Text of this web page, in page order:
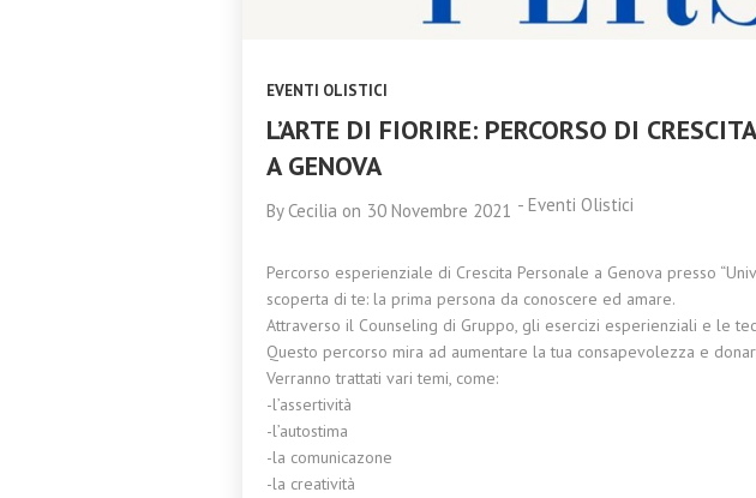
EVENTI OLISTICI
L’ARTE DI FIORIRE: PERCORSO DI
A GENOVA
By Cecilia on 30 Novembre 2021 - Eventi Olistici
Percorso esperienziale di Crescita Personale a Genova presso
scoperta di te: la prima persona da conoscere ed amare.
Attraverso il Counseling di Gruppo, gli esercizi esperienziali e le
Questo percorso mira ad aumentare la tua consapevolezza e
Verranno trattati vari temi, come:
-l’assertività
-l’autostima
-la comunicazone
-la creatività